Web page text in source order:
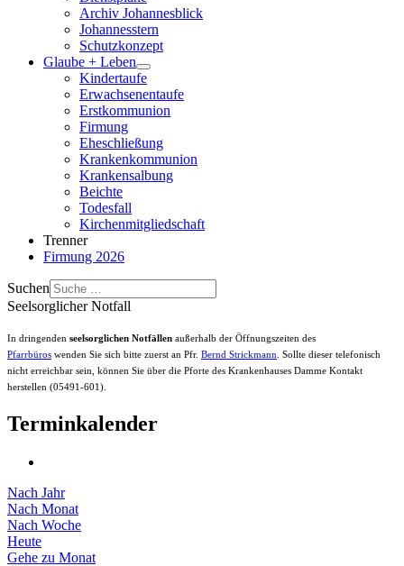
Archiv Johannesblick
Johannesstern
Schutzkonzept
Glaube + Leben
Kindertaufe
Erwachsenentaufe
Erstkommunion
Firmung
Eheschließung
Krankenkommunion
Krankensalbung
Beichte
Todesfall
Kirchenmitgliedschaft
Trenner
Firmung 2026
Suchen
Seelsorglicher Notfall
In dringenden seelsorglichen Notfällen außerhalb der Öffnungszeiten des
Pfarrbüros wenden Sie sich bitte zuerst an Pfr. Bernd Strickmann . Sollte dieser telefonisch
nicht erreichbar sein, können Sie über die Pforte des Krankenhauses Damme Kontakt
herstellen (05491-601).
Terminkalender
Nach Jahr
Nach Monat
Nach Woche
Heute
Gehe zu Monat